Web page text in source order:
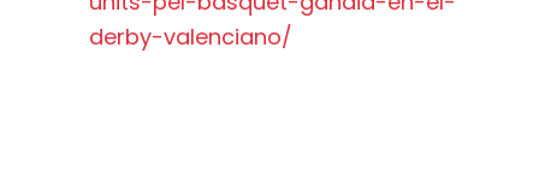
derby-valenciano/